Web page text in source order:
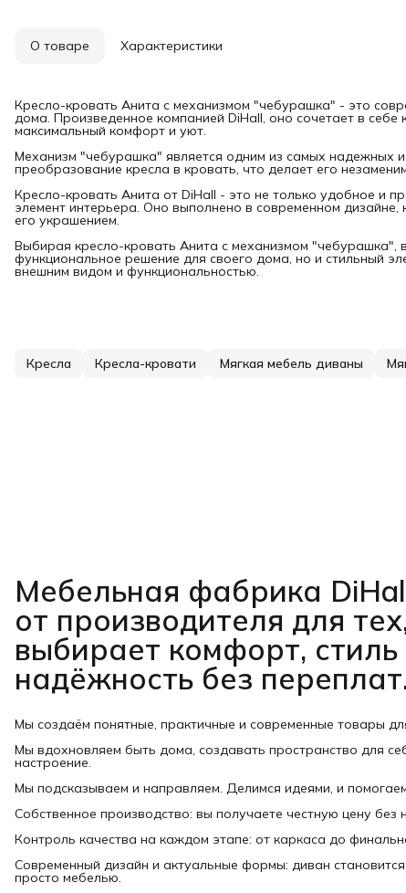
О товаре Характеристики
Кресло-кровать Анита с механизмом "чебурашка" - это
дома. Произведенное компанией DiHall, оно сочетает в
максимальный комфорт и уют.
Механизм "чебурашка" является одним из самых надежных
преобразование кресла в кровать, что делает его
Кресло-кровать Анита от DiHall - это не только удобное и
элемент интерьера. Оно выполнено в современном
его украшением.
Выбирая кресло-кровать Анита с механизмом "чебурашка",
функциональное решение для своего дома, но и стильный
внешним видом и функциональностью.
Кресла Кресла-кровати Мягкая мебель диваны
Мебельная фабрика
от производителя для
выбирает комфорт, стиль
надёжность без
Мы создаём понятные, практичные и современные товары
Мы вдохновляем быть дома, создавать пространство для
настроение.
Мы подсказываем и направляем. Делимся идеями, и
Собственное производство: вы получаете честную цену без
Контроль качества на каждом этапе: от каркаса до
Современный дизайн и актуальные формы: диван
просто мебелью.